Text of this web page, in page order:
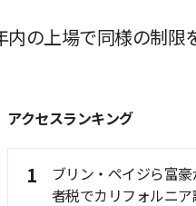
の上場で同様の制限
アクセスランキング
1
ブリン・ペイジら富
者税でカリフォルニア